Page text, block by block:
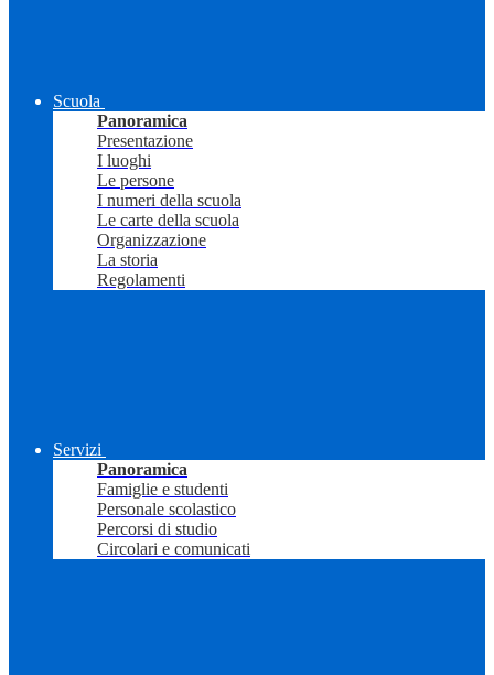
Scuola
Panoramica
Presentazione
I luoghi
Le persone
I numeri della scuola
Le carte della scuola
Organizzazione
La storia
Regolamenti
Servizi
Panoramica
Famiglie e studenti
Personale scolastico
Percorsi di studio
Circolari e comunicati